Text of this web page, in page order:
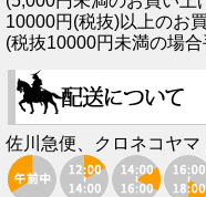
10000円(税抜)以上のお
(税抜10000円未満の場
佐川急便、クロネコヤ